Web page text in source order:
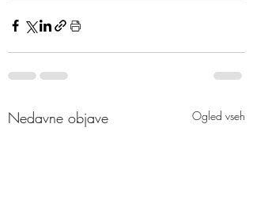
Nedavne objave Ogled vseh